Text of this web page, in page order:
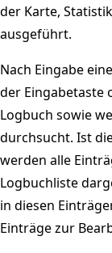
der Karte,
ausgeführt.
Nach Eingabe
der Eingabetaste
Logbuch sowie
durchsucht. Ist
werden alle
Logbuchliste
in diesen
Einträge zur